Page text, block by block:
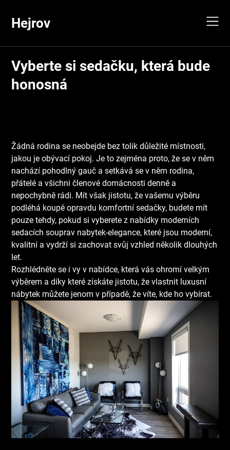
content
Hejrov
Vyberte si sedačku, která bude
honosná
Žádná rodina se neobejde bez tolik důležité místnosti,
jakou je obývací pokoj. Je to zejména proto, že se v něm
nachází pohodlný gauč a setkává se v něm rodina,
přátelé a všichni členové domácnosti denně a
nepochybně rádi. Mít však jistotu, že vašemu výběru
podléhá koupě opravdu komfortní sedačky, budete mít
pouze tehdy, pokud si vyberete z nabídky moderních
sedacích souprav nabytek-elegance, které jsou moderní,
kvalitní a vydrží si zachovat svůj vzhled několik dlouhých
let.
Rozhlédněte se i vy v nabídce, která vás ohromí velkým
výběrem a díky které získáte jistotu, že vlastnit luxusní
nábytek můžete jenom v případě, že víte, kde ho vybírat.